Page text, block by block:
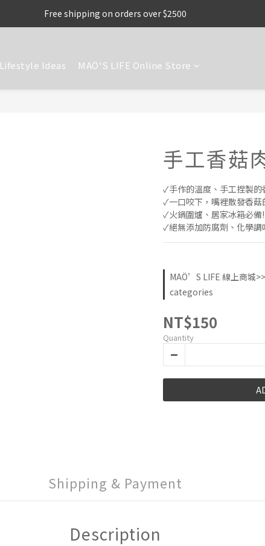
Free shipping on orders over $2500
Lifestyle Ideas MAÖ'S LIFE Online Store
手工香菇
✓手作的溫度、手工捏製的
✓一口咬下，嘴裡散發香
✓火鍋圍爐、居家冰箱必備!
✓絕無添加防腐劑、化學調
MAÖ’S LIFE 線上商城
categories
NT$150
Quantity
Shipping & Payment
Description